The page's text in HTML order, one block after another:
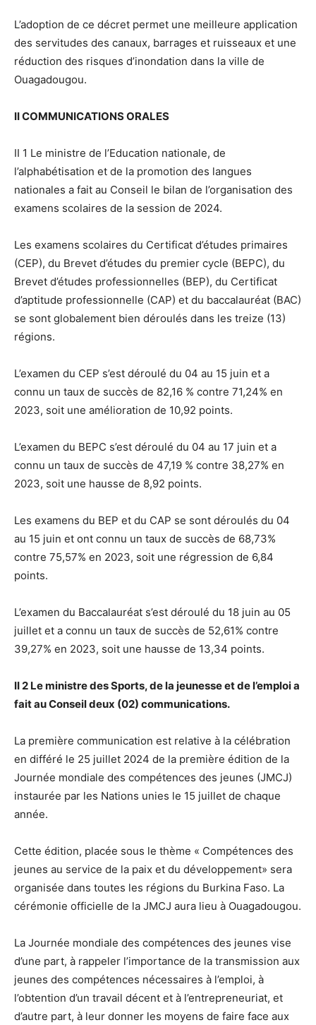
L’adoption de ce décret permet une meilleure application
des servitudes des canaux, barrages et ruisseaux et une
réduction des risques d’inondation dans la ville de
Ouagadougou.
II COMMUNICATIONS ORALES
II 1 Le ministre de l’Education nationale, de
l’alphabétisation et de la promotion des langues
nationales a fait au Conseil le bilan de l’organisation des
examens scolaires de la session de 2024.
Les examens scolaires du Certificat d’études primaires
(CEP), du Brevet d’études du premier cycle (BEPC), du
Brevet d’études professionnelles (BEP), du Certificat
d’aptitude professionnelle (CAP) et du baccalauréat (BAC)
se sont globalement bien déroulés dans les treize (13)
régions.
L’examen du CEP s’est déroulé du 04 au 15 juin et a
connu un taux de succès de 82,16 % contre 71,24% en
2023, soit une amélioration de 10,92 points.
L’examen du BEPC s’est déroulé du 04 au 17 juin et a
connu un taux de succès de 47,19 % contre 38,27% en
2023, soit une hausse de 8,92 points.
Les examens du BEP et du CAP se sont déroulés du 04
au 15 juin et ont connu un taux de succès de 68,73%
contre 75,57% en 2023, soit une régression de 6,84
points.
L’examen du Baccalauréat s’est déroulé du 18 juin au 05
juillet et a connu un taux de succès de 52,61% contre
39,27% en 2023, soit une hausse de 13,34 points.
II 2 Le ministre des Sports, de la jeunesse et de l’emploi a
fait au Conseil deux (02) communications.
La première communication est relative à la célébration
en différé le 25 juillet 2024 de la première édition de la
Journée mondiale des compétences des jeunes (JMCJ)
instaurée par les Nations unies le 15 juillet de chaque
année.
Cette édition, placée sous le thème « Compétences des
jeunes au service de la paix et du développement» sera
organisée dans toutes les régions du Burkina Faso. La
cérémonie officielle de la JMCJ aura lieu à Ouagadougou.
La Journée mondiale des compétences des jeunes vise
d’une part, à rappeler l’importance de la transmission aux
jeunes des compétences nécessaires à l’emploi, à
l’obtention d’un travail décent et à l’entrepreneuriat, et
d’autre part, à leur donner les moyens de faire face aux